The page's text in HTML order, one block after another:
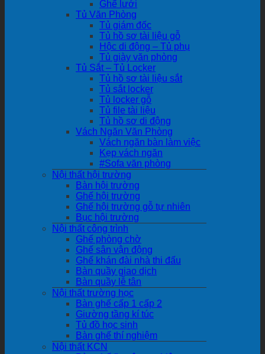
Ghế lưới
Tủ Văn Phòng
Tủ giám đốc
Tủ hồ sơ tài liệu gỗ
Hộc di động – Tủ phụ
Tủ giày văn phòng
Tủ Sắt – Tủ Locker
Tủ hồ sơ tài liệu sắt
Tủ sắt locker
Tủ locker gỗ
Tủ file tài liệu
Tủ hồ sơ di động
Vách Ngăn Văn Phòng
Vách ngăn bàn làm việc
Kẹp vách ngăn
#Sofa văn phòng
Nội thất hội trường
Bàn hội trường
Ghế hội trường
Ghế hội trường gỗ tự nhiên
Bục hội trường
Nội thất công trình
Ghế phòng chờ
Ghế sân vận động
Ghế khán đài nhà thi đấu
Bàn quầy giao dịch
Bàn quầy lễ tân
Nội thất trường học
Bàn ghế cấp 1 cấp 2
Giường tầng kí túc
Tủ đồ học sinh
Bàn ghế thí nghiệm
Nội thất KCN